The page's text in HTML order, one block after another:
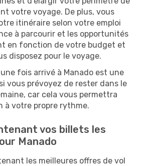
votre voyage. De plus, vous
itinéraire selon votre emploi
à parcourir et les opportunités
en fonction de votre budget et
disposez pour le voyage.
fois arrivé à Manado est une
vous prévoyez de rester dans le
car cela vous permettra
à votre propre rythme.
vos billets les
Manado
les meilleures offres de vol